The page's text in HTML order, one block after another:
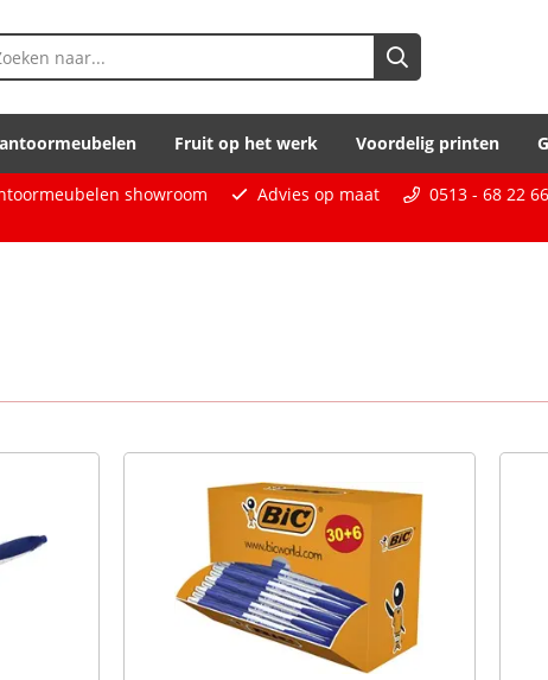
Fruit op het werk Voordelig printen
showroom Advies op maat
0513 - 68 22 66